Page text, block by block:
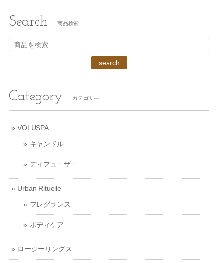
Search 商品検索
search
Category カテゴリー
VOLUSPA
キャンドル
ディフューザー
Urban Rituelle
フレグランス
ボディケア
ロージーリングス